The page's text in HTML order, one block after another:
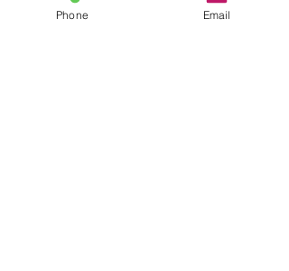
Phone Email